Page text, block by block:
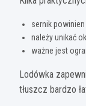
sernik
należy unikać
ważne jest
Lodówka
tłuszcz bardzo